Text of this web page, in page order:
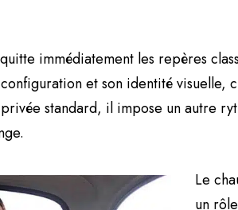
immédiatement les repères
et son identité visuelle,
standard, il impose un autre
Le
un